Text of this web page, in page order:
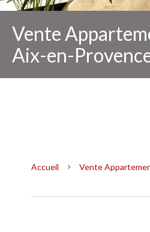
Vente
Aix-en-
Accueil Vente